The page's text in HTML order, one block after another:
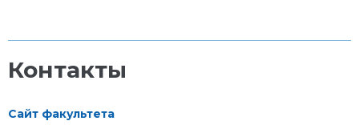
Контакты
Сайт факультета